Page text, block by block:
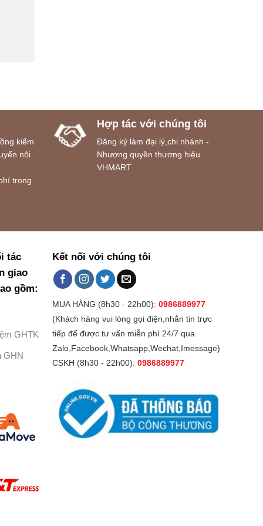
kiểm
nội
trong
Hợp tác với chúng tôi
Đăng ký làm đại lý,chi nhánh -
Nhượng quyền thương hiệu
VHMART
tác
giao
gồm:
GHTK
GHN
Kết nối với chúng tôi
MUA HÀNG (8h30 - 22h00): 0986889977
(Khách hàng vui lòng gọi điện,nhắn tin trực
tiếp để được tư vấn miễn phí 24/7 qua
Zalo,Facebook,Whatsapp,Wechat,Imessage)
CSKH (8h30 - 22h00): 0986889977